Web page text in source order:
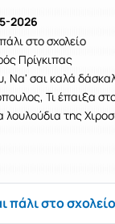
2026
στο σχολείο
Πρίγκιπας
Να' σαι καλά
Τι έπαιξα
λουλούδια της
πάλι στο σχολείο